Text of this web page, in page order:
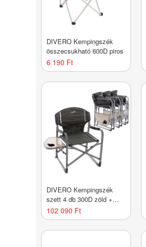
DIVERO Kempingszék
összecsukható 600D piros
6 190 Ft
DIVERO Kempingszék
szett 4 db 300D zöld +
asztal
102 090 Ft